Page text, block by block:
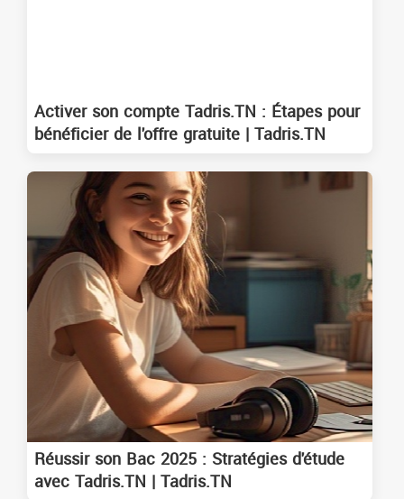
Activer son compte Tadris.TN : Étapes pour
bénéficier de l'offre gratuite | Tadris.TN
Réussir son Bac 2025 : Stratégies d'étude
avec Tadris.TN | Tadris.TN